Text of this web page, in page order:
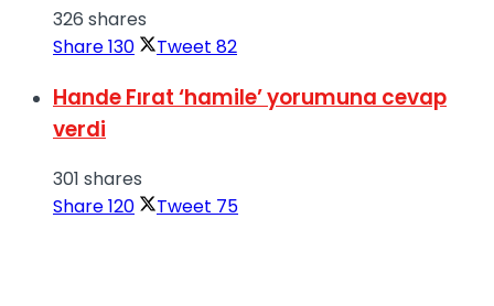
326 shares
Share130 Tweet 82
Hande Fırat ‘hamile’ yorumuna cevap
verdi
301 shares
Share120 Tweet 75